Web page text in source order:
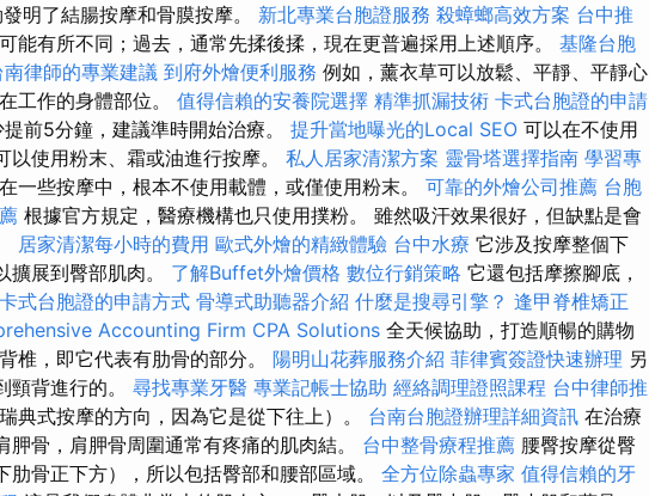
明了結腸按摩和骨膜按摩。 新北專業台胞證服務 殺蟑螂高效方案 台中推
能有所不同；過去，通常先揉後揉，現在更普遍採用上述順序。 基隆台胞
南律師的專業建議 到府外燴便利服務 例如，薰衣草可以放鬆、平靜、平靜心
工作的身體部位。 值得信賴的安養院選擇 精準抓漏技術 卡式台胞證的申請
前5分鐘，建議準時開始治療。 提升當地曝光的Local SEO 可以在不使用
使用粉末、霜或油進行按摩。 私人居家清潔方案 靈骨塔選擇指南 學習專
在一些按摩中，根本不使用載體，或僅使用粉末。 可靠的外燴公司推薦 台胞
根據官方規定，醫療機構也只使用撲粉。 雖然吸汗效果很好，但缺點是會
居家清潔每小時的費用 歐式外燴的精緻體驗 台中水療 它涉及按摩整個下
擴展到臀部肌肉。 了解Buffet外燴價格 數位行銷策略 它還包括摩擦腳底，
卡式台胞證的申請方式 骨導式助聽器介紹 什麼是搜尋引擎？ 逢甲脊椎矯正
Accounting Firm CPA Solutions 全天候協助，打造順暢的購物
椎，即它代表有肋骨的部分。 陽明山花葬服務介紹 菲律賓簽證快速辦理 另
頸背進行的。 尋找專業牙醫 專業記帳士協助 經絡調理證照課程 台中律師推
典式按摩的方向，因為它是從下往上）。 台南台胞證辦理詳細資訊 在治療
骨，肩胛骨周圍通常有疼痛的肌肉結。 台中整骨療程推薦 腰臀按摩從臀
骨正下方），所以包括臀部和腰部區域。 全方位除蟲專家 值得信賴的牙